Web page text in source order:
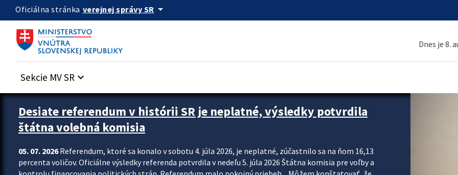
Preskocit na hlavný obsah
Oficiálna stránka verejnej správy SR arrow_drop_down
Dnes je 8.
Sekcie MV SR keyboard_arrow_down
Zastavit automatický posun upútavok
Desiate referendum v histórii SR je neplatné, výsledky potvrdila
štátna volebná komisia
05. 07. 2026Referendum, ktoré sa konalo v sobotu 4. júla 2026, je neplatné, zúčastnilo sa na ňom 16,13
percenta voličov. Oficiálne výsledky referenda potvrdila v nedeľu 5. júla 2026 Štátna komisia pre voľby a